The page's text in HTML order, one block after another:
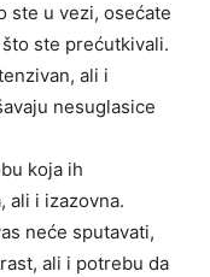
ste u vezi, osećate
ste prećutkivali.
ali i
nesuglasice
koja ih
ali i izazovna.
neće sputavati,
ali i potrebu da